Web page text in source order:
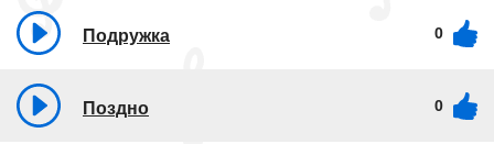
Подружка 0
Поздно 0